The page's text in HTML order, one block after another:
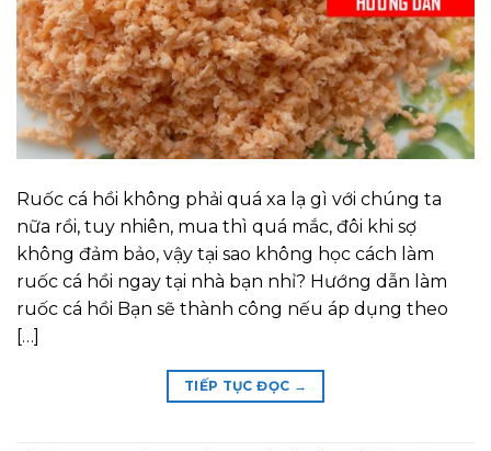
Ruốc cá hồi không phải quá xa lạ gì với chúng ta
nữa rồi, tuy nhiên, mua thì quá mắc, đôi khi sợ
không đảm bảo, vậy tại sao không học cách làm
ruốc cá hồi ngay tại nhà bạn nhỉ? Hướng dẫn làm
ruốc cá hồi Bạn sẽ thành công nếu áp dụng theo
[…]
TIẾP TỤC ĐỌC →